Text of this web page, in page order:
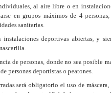
al aire libre o en
en grupos máximos de 4
sanitarias.
deportivas abiertas, y
de personas, donde no sea posible
personas deportistas o peatones.
será obligatorio el uso de